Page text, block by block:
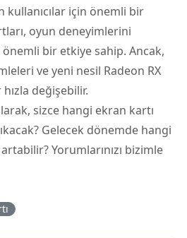
kullanıcılar için önemli bir
oyun deneyimlerini
bir etkiye sahip. Ancak,
ve yeni nesil Radeon RX
değişebilir.
sizce hangi ekran kartı
Gelecek dönemde hangi
Yorumlarınızı bizimle